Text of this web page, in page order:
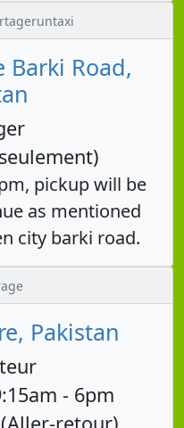
Barki Road,
pickup will be
as mentioned
city barki road.
Pakistan
- 6pm